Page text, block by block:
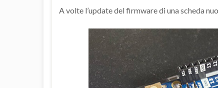
A volte l’update del firmware di una scheda